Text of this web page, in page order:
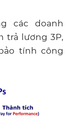
các doanh
trả lương 3P,
tính công